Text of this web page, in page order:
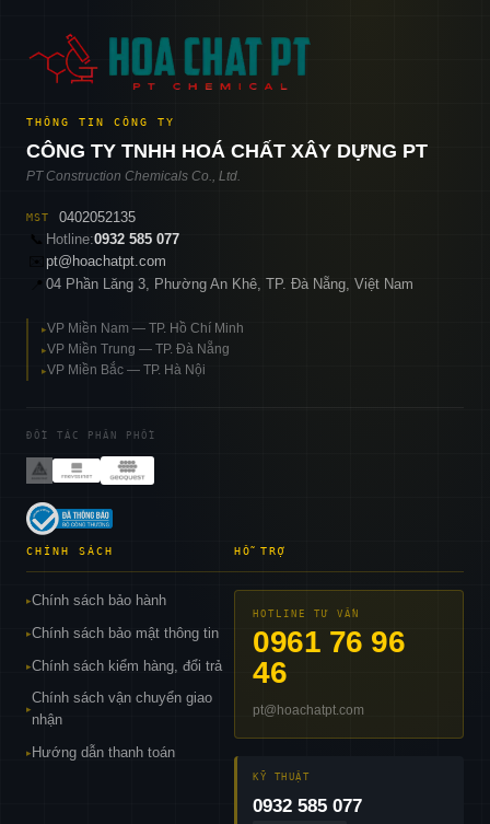
THÔNG TIN CÔNG TY
CÔNG TY TNHH HOÁ CHẤT XÂY DỰNG PT
PT Construction Chemicals Co., Ltd.
MST
0402052135
📞 Hotline:0932 585 077
pt@hoachatpt.com
04 Phần Lăng 3, Phường An Khê, TP. Đà Nẵng, Việt Nam
▸VP Miền Nam — TP. Hồ Chí Minh
▸VP Miền Trung — TP. Đà Nẵng
▸VP Miền Bắc — TP. Hà Nội
ĐỐI TÁC PHÂN PHỐI
CHÍNH SÁCH
▸Chính sách bảo hành
▸Chính sách bảo mật thông tin
▸Chính sách kiểm hàng, đổi trả
▸
Chính sách vận chuyển giao
nhận
▸ Hướng dẫn thanh toán
HỖ TRỢ
HOTLINE TƯ VẤN
0961 76 96
46
pt@hoachatpt.com
KỸ THUẬT
0932 585 077